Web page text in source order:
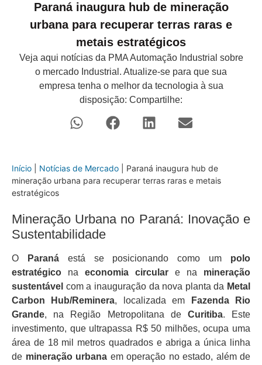
Paraná inaugura hub de mineração
urbana para recuperar terras raras e
metais estratégicos
Veja aqui notícias da PMA Automação Industrial sobre
o mercado Industrial. Atualize-se para que sua
empresa tenha o melhor da tecnologia à sua
disposição: Compartilhe:
Início Notícias de Mercado
Paraná inaugura hub de
mineração urbana para recuperar terras raras e metais
estratégicos
Mineração Urbana no Paraná: Inovação e
Sustentabilidade
O Paranáestá se posicionando como um polo
estratégico na economia circular e na mineração
sustentável com a inauguração da nova planta da Metal
Carbon Hub/Reminera, localizada em
Fazenda Rio
Grande, na Região Metropolitana de Curitiba. Este
investimento, que ultrapassa R$ 50 milhões, ocupa uma
área de 18 mil metros quadrados e abriga a única linha
de mineração urbana em operação no estado, além de